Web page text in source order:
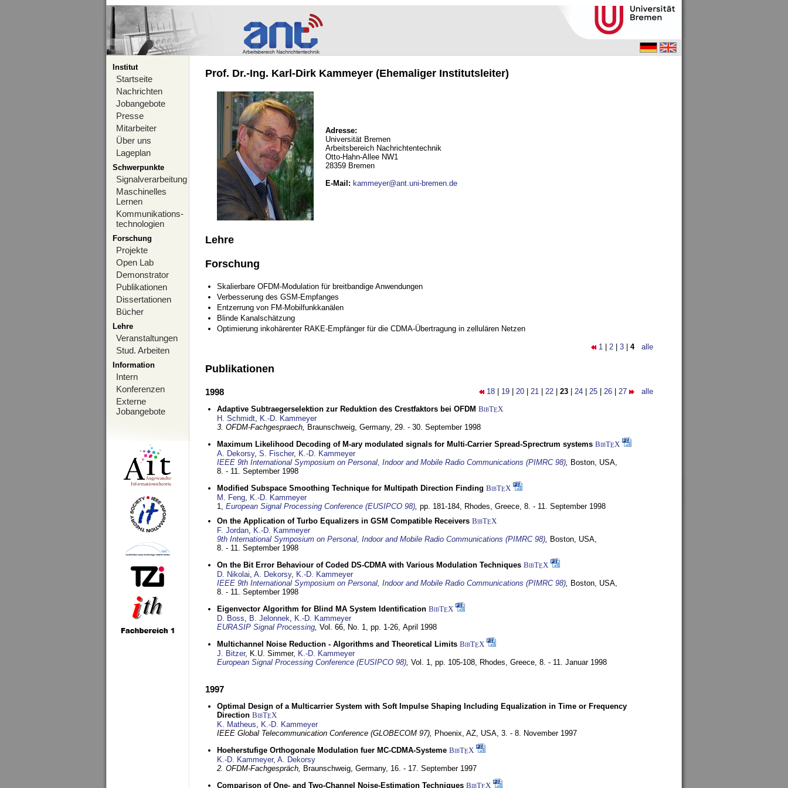
Institut
Startseite
Nachrichten
Jobangebote
Presse
Mitarbeiter
Über uns
Lageplan
Schwerpunkte
Signalverarbeitung
Maschinelles
Lernen
Kommunikations-
technologien
Forschung
Projekte
Open Lab
Demonstrator
Publikationen
Dissertationen
Bücher
Lehre
Veranstaltungen
Stud. Arbeiten
Information
Intern
Konferenzen
Externe
Jobangebote
Prof. Dr.-Ing. Karl-Dirk Kammeyer (Ehemaliger Institutsleiter)
Adresse:
Universität Bremen
Arbeitsbereich Nachrichtentechnik
Otto-Hahn-Allee NW1
28359 Bremen
E-Mail : kammeyer@ant.uni-bremen.de
Lehre
Forschung
Skalierbare OFDM-Modulation für breitbandige Anwendungen
Verbesserung des GSM-Empfanges
Entzerrung von FM-Mobilfunkkanälen
Blinde Kanalschätzung
Optimierung inkohärenter RAKE-Empfänger für die CDMA-Übertragung in zellulären Netzen
1 2 3 4 alle
Publikationen
18 19 20 21 22 23 24 25 26 27 alle
1998
Adaptive Subtraegerselektion zur Reduktion des Crestfaktors bei OFDM BibTEX
H. Schmidt, K.-D. Kammeyer
3. OFDM-Fachgespraech, Braunschweig, Germany, 29. - 30. September 1998
Maximum Likelihood Decoding of M-ary modulated signals for Multi-Carrier Spread-Sprectrum systems BibTEX
A. Dekorsy, S. Fischer, K.-D. Kammeyer
IEEE 9th International Symposium on Personal, Indoor and Mobile Radio Communications (PIMRC 98), Boston, USA,
8. - 11. September 1998
Modified Subspace Smoothing Technique for Multipath Direction Finding BibTEX
M. Feng, K.-D. Kammeyer
1, European Signal Processing Conference (EUSIPCO 98), pp. 181-184, Rhodes, Greece, 8. - 11. September 1998
On the Application of Turbo Equalizers in GSM Compatible Receivers BibTEX
F. Jordan, K.-D. Kammeyer
9th International Symposium on Personal, Indoor and Mobile Radio Communications (PIMRC 98), Boston, USA,
8. - 11. September 1998
On the Bit Error Behaviour of Coded DS-CDMA with Various Modulation Techniques BibTEX
D. Nikolai, A. Dekorsy, K.-D. Kammeyer
IEEE 9th International Symposium on Personal, Indoor and Mobile Radio Communications (PIMRC 98), Boston, USA,
8. - 11. September 1998
Eigenvector Algorithm for Blind MA System Identification BibTEX
D. Boss, B. Jelonnek, K.-D. Kammeyer
EURASIP Signal Processing, Vol. 66, No. 1, pp. 1-26, April 1998
Multichannel Noise Reduction - Algorithms and Theoretical Limits BibTEX
J. Bitzer, K.U. Simmer, K.-D. Kammeyer
European Signal Processing Conference (EUSIPCO 98), Vol. 1, pp. 105-108, Rhodes, Greece, 8. - 11. Januar 1998
1997
Optimal Design of a Multicarrier System with Soft Impulse Shaping Including Equalization in Time or Frequency
Direction BibTEX
K. Matheus, K.-D. Kammeyer
IEEE Global Telecommunication Conference (GLOBECOM 97), Phoenix, AZ, USA, 3. - 8. November 1997
Hoeherstufige Orthogonale Modulation fuer MC-CDMA-Systeme BibTEX
K.-D. Kammeyer, A. Dekorsy
2. OFDM-Fachgespräch, Braunschweig, Germany, 16. - 17. September 1997
Comparison of One- and Two-Channel Noise-Estimation Techniques BibTEX